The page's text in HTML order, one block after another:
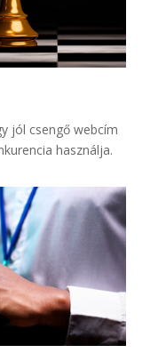
jól csengő webcím
használja.